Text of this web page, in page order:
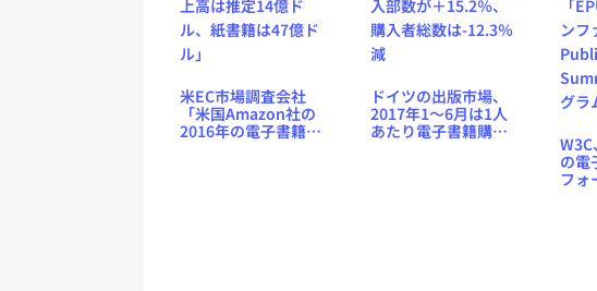
米EC市場調査会社
「米国Amazon社の
2016年の電子書籍売
ドイツの出版市場、
2017年1〜6月は1人
あたり電子書籍購入
の電
フォ